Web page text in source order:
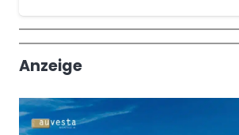
Wochenrückblick
Trendthemen
Anzeige